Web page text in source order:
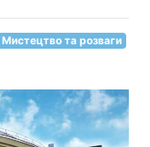
Мистецтво та розваги